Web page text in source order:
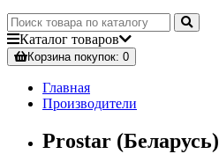
Каталог товаров
Корзинапокупок: 0
Главная
Производители
Prostar (Беларусь)